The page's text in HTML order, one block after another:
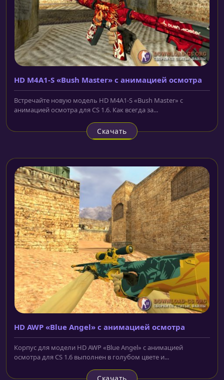
HD M4A1-S «Bush Master» с анимацией осмотра
Встречайте новую модель HD M4A1-S «Bush Master» с
анимацией осмотра для CS 1.6. Как всегда за...
Скачать
HD AWP «Blue Angel» с анимацией осмотра
Корпус для модели HD AWP «Blue Angel» с анимацией
осмотра для CS 1.6 выполнен в голубом цвете и...
Скачать